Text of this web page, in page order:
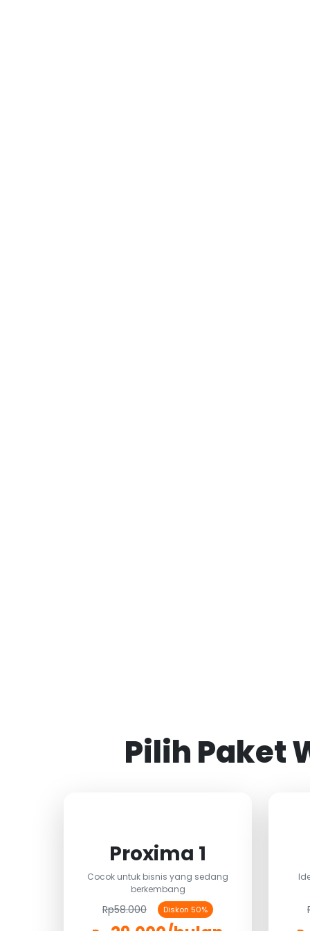
Pilih Paket
Proxima 1
Cocok untuk bisnis yang sedang
berkembang
Rp58.000 Diskon 50%